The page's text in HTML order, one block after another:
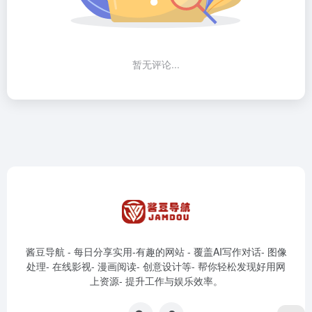
暂无评论...
酱豆导航 - 每日分享实用-有趣的网站 - 覆盖AI写作对话- 图像
处理- 在线影视- 漫画阅读- 创意设计等- 帮你轻松发现好用网
上资源- 提升工作与娱乐效率。